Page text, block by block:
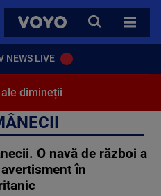
VOYO
CAUTA
TOATE
NEWS LIVE
ale dimineții
O navă de război a
în